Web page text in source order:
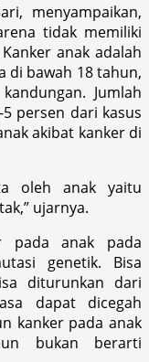
menyampaikan,
tidak memiliki
anak adalah
di bawah 18 tahun,
Jumlah
persen dari kasus
akibat kanker di
oleh anak yaitu
ujarnya.
pada anak pada
genetik. Bisa
diturunkan dari
dapat dicegah
kanker pada anak
bukan berarti